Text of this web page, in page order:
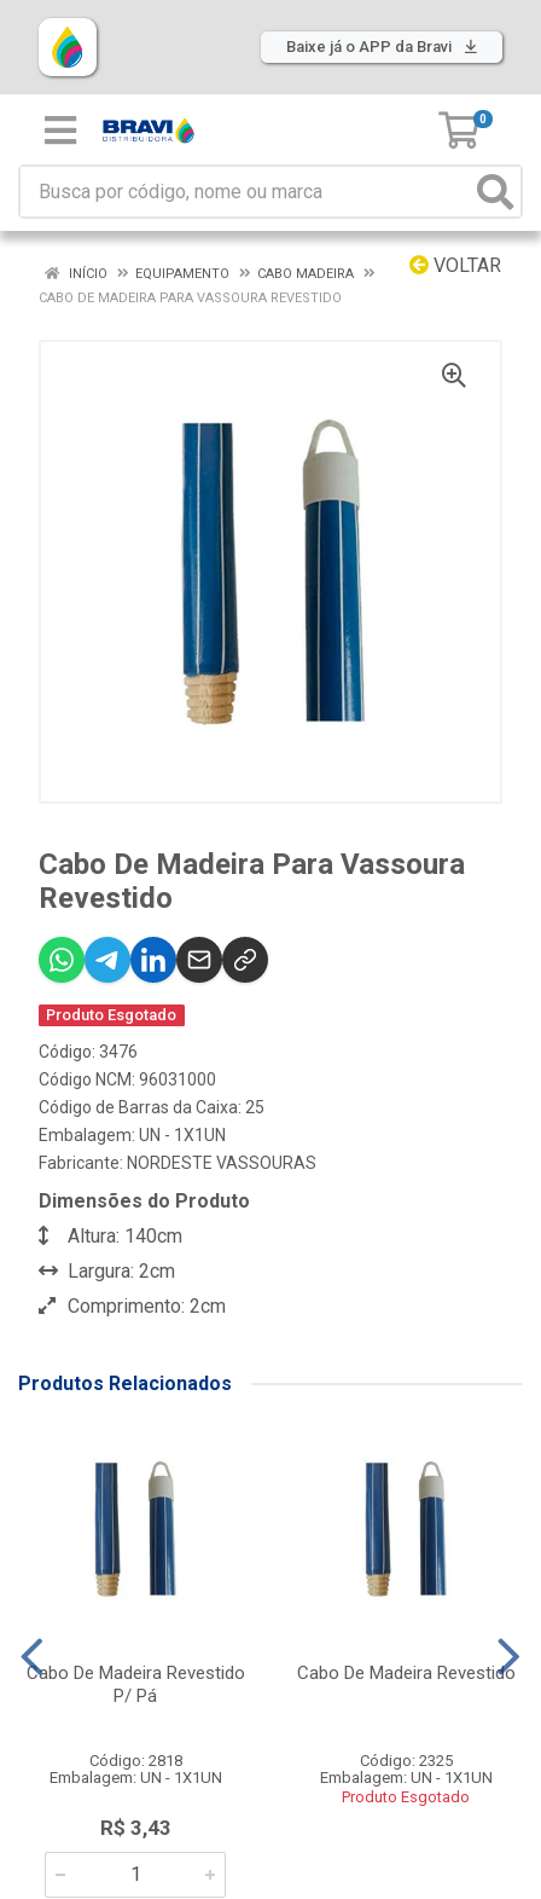
Baixe já o APP da Bravi
0
VOLTAR
INÍCIO EQUIPAMENTO
CABO MADEIRA
CABO DE MADEIRA PARA VASSOURA REVESTIDO
Cabo De Madeira Para Vassoura
Revestido
Produto Esgotado
Código: 3476
Código NCM: 96031000
Código de Barras da Caixa: 25
Embalagem: UN - 1X1UN
Fabricante: NORDESTE VASSOURAS
Dimensões do Produto
Altura: 140cm
Largura: 2cm
Comprimento: 2cm
Produtos Relacionados
Cabo De Madeira Revestido
P/ Pá
Código: 2818
Embalagem: UN - 1X1UN
R$ 3,43
Cabo De Madeira Revestido
Código: 2325
Embalagem: UN - 1X1UN
Produto Esgotado